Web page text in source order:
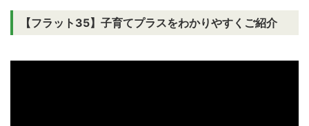
【フラット35】子育てプラスをわかりやすくご紹介